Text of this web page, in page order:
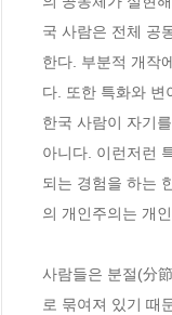
국 사람은 전체 공
한다. 부분적 개작
다. 또한 특화와 변
한국 사람이 자기
아니다. 이런저런
되는 경험을 하는
의 개인주의는 개
사람들은 분절(分
로 묶여져 있기 때